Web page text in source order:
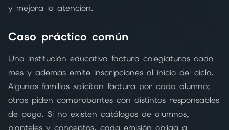
y mejora la atención.
Caso práctico común
Una institución educativa factura colegiaturas cada
mes y además emite inscripciones al inicio del ciclo.
Algunas familias solicitan factura por cada alumno;
otras piden comprobantes con distintos responsables
de pago. Si no existen catálogos de alumnos,
planteles y conceptos, cada emisión obliga a